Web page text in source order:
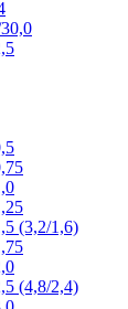
(3,2/1,6)
(4,8/2,4)